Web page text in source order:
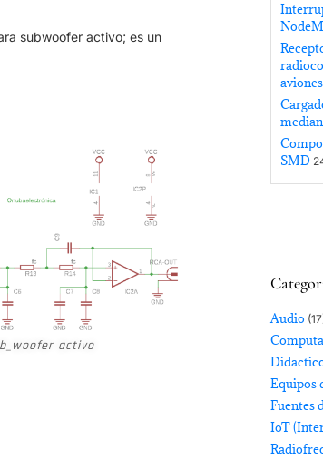
subwoofer activo; es un
activo
aviones
SMD
Audio
Equipos
Fuentes
IoT